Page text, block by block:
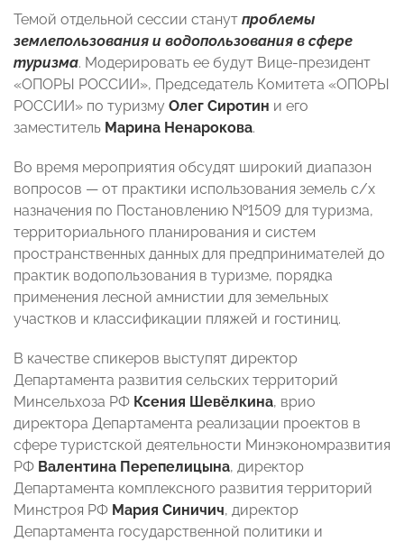
Темой отдельной сессии станут проблемы
землепользования и водопользования в сфере
туризма. Модерировать ее будут Вице-президент
«ОПОРЫ РОССИИ», Председатель Комитета «ОПОРЫ
РОССИИ» по туризму Олег Сиротин и его
заместитель Марина Ненарокова.
Во время мероприятия обсудят широкий диапазон
вопросов — от практики использования земель с/х
назначения по Постановлению №1509 для туризма,
территориального планирования и систем
пространственных данных для предпринимателей до
практик водопользования в туризме, порядка
применения лесной амнистии для земельных
участков и классификации пляжей и гостиниц.
В качестве спикеров выступят директор
Департамента развития сельских территорий
Минсельхоза РФ Ксения Шевёлкина, врио
директора Департамента реализации проектов в
сфере туристской деятельности Минэкономразвития
РФ Валентина Перепелицына, директор
Департамента комплексного развития территорий
Минстроя РФ Мария Синичич, директор
Департамента государственной политики и